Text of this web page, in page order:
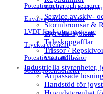
Service av skiv-
Stormbromsar &
Styrvals-system
Teleskopgafflar
Trissor /
Växellådor
Industriella styrenheter,
Anpassade
Handstöd för
Potentiometrar och sensorer
Envarvspotentiometer
LVDT förskjutningsgivare
Tryckta element
Potentiometertillbehör
Motorpotentiometer